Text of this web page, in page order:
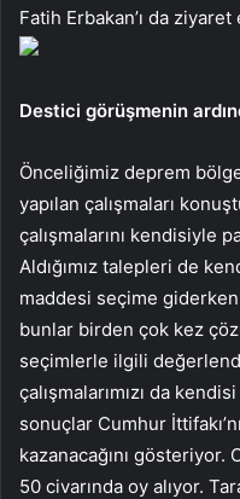
Fatih Erbakan’ı da ziyaret
Destici görüşmenin
Önceliğimiz deprem
yapılan çalışmaları
çalışmalarını kendisiyle
Aldığımız talepleri de
maddesi seçime
bunlar birden çok kez
seçimlerle ilgili
çalışmalarımızı da
sonuçlar Cumhur
kazanacağını
50 civarında oy alıyor.